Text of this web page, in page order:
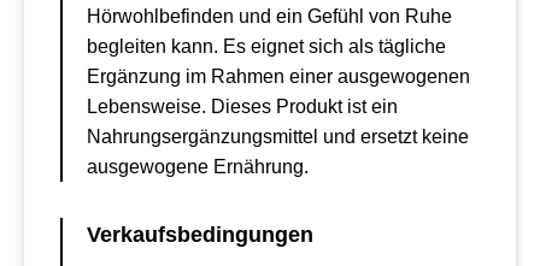
Hörwohlbefinden und ein Gefühl von Ruhe
begleiten kann. Es eignet sich als tägliche
Ergänzung im Rahmen einer ausgewogenen
Lebensweise. Dieses Produkt ist ein
Nahrungsergänzungsmittel und ersetzt keine
ausgewogene Ernährung.
Verkaufsbedingungen